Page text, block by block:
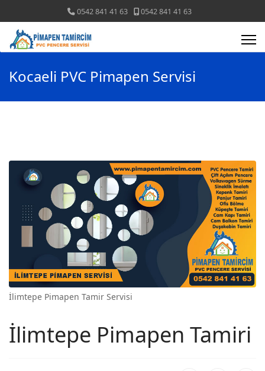
0542 841 41 63 0542 841 41 63
Kocaeli PVC Pimapen Servisi
İlimtepe Pimapen Tamir Servisi
İlimtepe Pimapen Tamiri